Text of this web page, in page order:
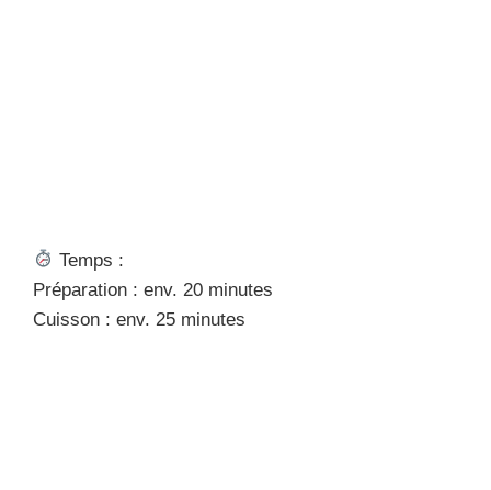
Temps :
Préparation : env. 20 minutes
Cuisson : env. 25 minutes